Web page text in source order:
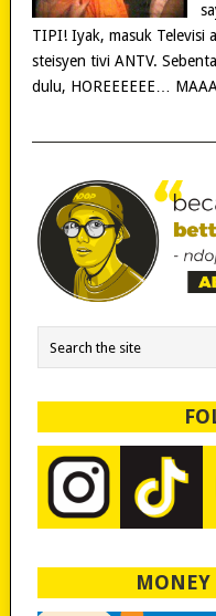
TIPI! Iyak, masuk Televisi
steisyen tivi ANTV.
dulu, HOREEEEEE…